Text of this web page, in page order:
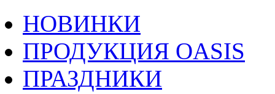
НОВИНКИ
ПРОДУКЦИЯ OASIS
ПРАЗДНИКИ